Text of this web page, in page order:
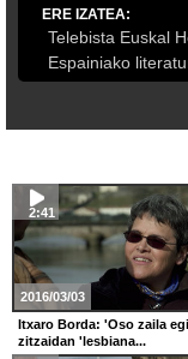
ERE IZATEA:
Telebista Euskal
Espainiako
2016/03/03
2:41
Itxaro Borda: 'Oso zaila
zitzaidan 'lesbiana...